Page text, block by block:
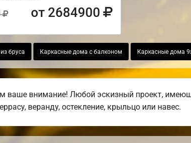
от 2684900
бруса Каркасные дома с балконом Каркасные дома
ваше внимание! Любой эскизный проект,
веранду, остекление, крыльцо или навес.